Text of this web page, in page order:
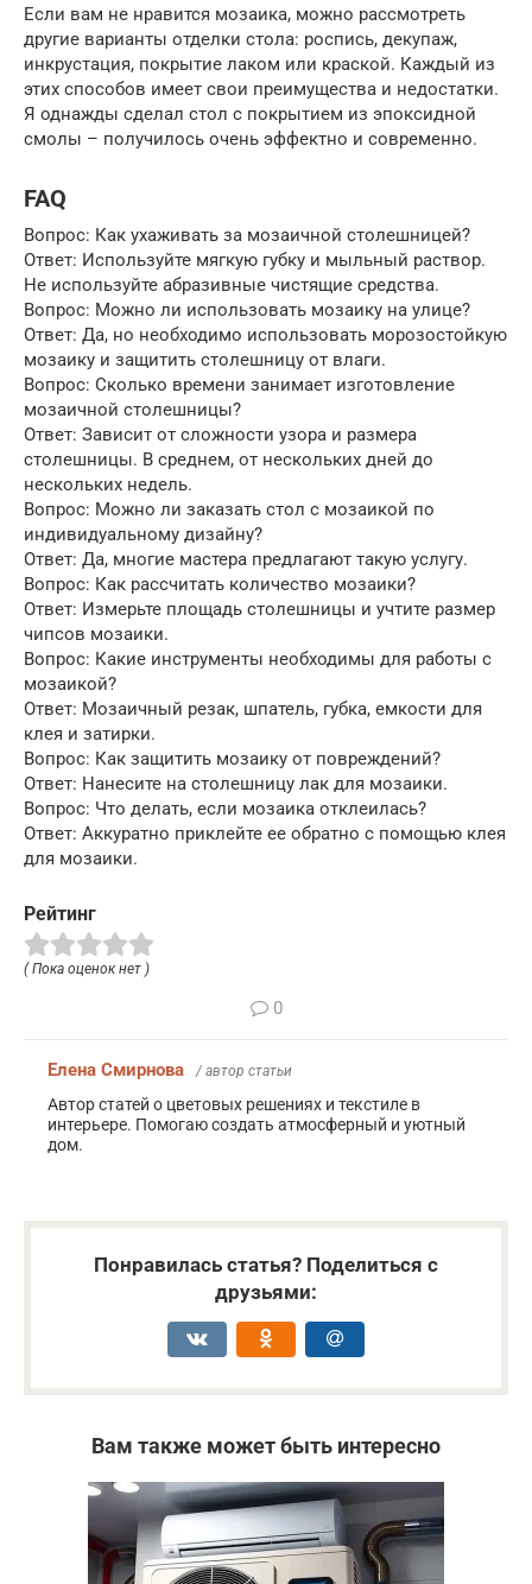
Если вам не нравится мозаика, можно рассмотреть
другие варианты отделки стола: роспись, декупаж,
инкрустация, покрытие лаком или краской. Каждый из
этих способов имеет свои преимущества и недостатки.
Я однажды сделал стол с покрытием из эпоксидной
смолы – получилось очень эффектно и современно.
FAQ
Вопрос: Как ухаживать за мозаичной столешницей?
Ответ: Используйте мягкую губку и мыльный раствор.
Не используйте абразивные чистящие средства.
Вопрос: Можно ли использовать мозаику на улице?
Ответ: Да, но необходимо использовать морозостойкую
мозаику и защитить столешницу от влаги.
Вопрос: Сколько времени занимает изготовление
мозаичной столешницы?
Ответ: Зависит от сложности узора и размера
столешницы. В среднем, от нескольких дней до
нескольких недель.
Вопрос: Можно ли заказать стол с мозаикой по
индивидуальному дизайну?
Ответ: Да, многие мастера предлагают такую услугу.
Вопрос: Как рассчитать количество мозаики?
Ответ: Измерьте площадь столешницы и учтите размер
чипсов мозаики.
Вопрос: Какие инструменты необходимы для работы с
мозаикой?
Ответ: Мозаичный резак, шпатель, губка, емкости для
клея и затирки.
Вопрос: Как защитить мозаику от повреждений?
Ответ: Нанесите на столешницу лак для мозаики.
Вопрос: Что делать, если мозаика отклеилась?
Ответ: Аккуратно приклейте ее обратно с помощью клея
для мозаики.
Рейтинг
( Пока оценок нет )
0
Елена Смирнова / автор статьи
Автор статей о цветовых решениях и текстиле в
интерьере. Помогаю создать атмосферный и уютный
дом.
Понравилась статья? Поделиться с
друзьями:
Вам также может быть интересно